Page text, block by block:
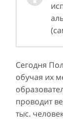
Сегодня
обучая их
проводит
тыс.